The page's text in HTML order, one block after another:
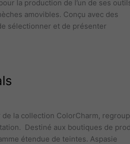
la production de l’un de ses
amovibles. Conçu avec des
sélectionner et de présenter
la collection ColorCharm,
Destiné aux boutiques de
étendue de teintes. Aspasie